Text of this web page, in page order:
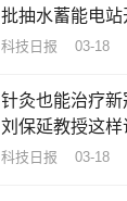
批抽水蓄能电站
科技日报 03-18
针灸也能治疗新
刘保延教授这样
科技日报 03-18